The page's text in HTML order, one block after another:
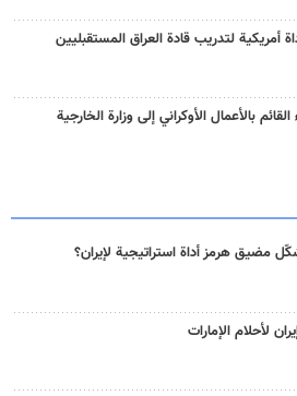
أمريكية لتدريب قادة العراق المستقبليين
بالأعمال الأوكراني إلى وزارة الخارجية
مضيق هرمز أداة استراتيجية لإيران؟
لأحلام الإمارات